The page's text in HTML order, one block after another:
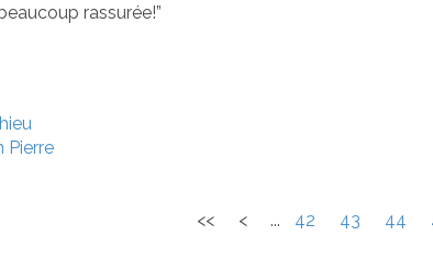
rassurée!”​
Pierre
<< < ... 42 43 44